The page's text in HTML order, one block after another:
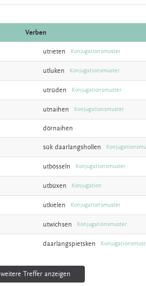
Verben
utrieten Konjugationsmuster
utluken Konjugationsmuster
utrüden Konjugationsmuster
utnaihen Konjugationsmuster
dörnaihen
sük daarlangshollen
utbösseln Konjugationsmuster
utbüxen Konjugation
utkielen Konjugationsmuster
utwichsen Konjugationsmuster
daarlangspietsken
weitere Treffer anzeigen